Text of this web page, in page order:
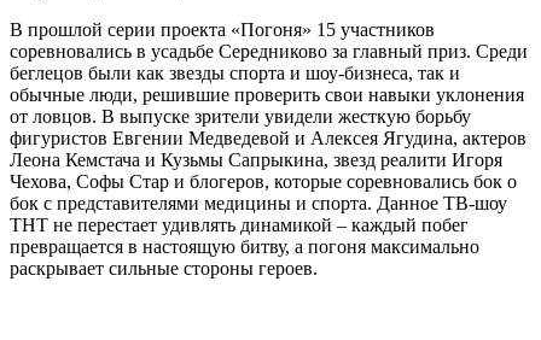
В прошлой серии проекта «Погоня» 15 участников
соревновались в усадьбе Середниково за главный приз. Среди
беглецов были как звезды спорта и шоу-бизнеса, так и
обычные люди, решившие проверить свои навыки уклонения
от ловцов. В выпуске зрители увидели жесткую борьбу
фигуристов Евгении Медведевой и Алексея Ягудина, актеров
Леона Кемстача и Кузьмы Сапрыкина, звезд реалити Игоря
Чехова, Софы Стар и блогеров, которые соревновались бок о
бок с представителями медицины и спорта. Данное ТВ-шоу
ТНТ не перестает удивлять динамикой – каждый побег
превращается в настоящую битву, а погоня максимально
раскрывает сильные стороны героев.